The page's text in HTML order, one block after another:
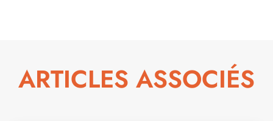
ARTICLES ASSOCIÉS